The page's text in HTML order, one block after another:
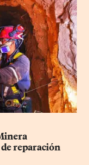
reparación